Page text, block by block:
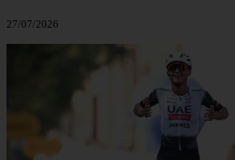
27/07/2026